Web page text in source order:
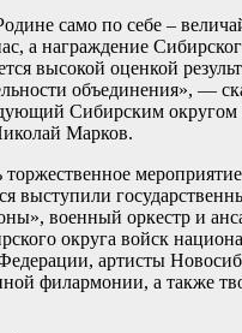
само по себе –
а награждение
высокой оценкой
объединения», —
Сибирским округом
Марков.
торжественное
выступили
военный оркестр и
округа войск
артисты
филармонии, а также